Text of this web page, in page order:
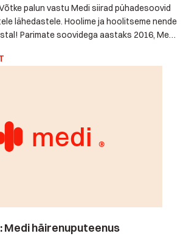
- vaadake täna, 9. detsembril
Seal tehakse intervjuu Medi
Reginaga, keda häirenupp reaalselt